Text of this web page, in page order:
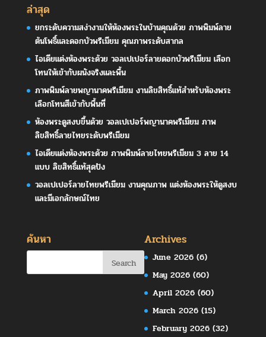
ล่าสุด
ยกระดับความสง่างามให้ห้องพระในบ้านคุณด้วย ภาพพิมพ์ลาย
ต้นโพธิ์และดอกบัวพรีเมียม คุณภาพระดับสากล
ไอเดียแต่งห้องพระด้วย วอลเปเปอร์ลายดอกบัวพรีเมียม เลือก
โทนให้เข้ากับผนังจริงและพื้น
ภาพพิมพ์ลายพญานาคพรีเมียม งานลิขสิทธิ์แท้สำหรับห้องพระ
เลือกโทนสีเข้ากับพื้นที่
ห้องพระดูสงบขึ้นด้วย วอลเปเปอร์พญานาคพรีเมียม ภาพ
ลิขสิทธิ์ลายไทยระดับพรีเมียม
ไอเดียแต่งห้องพระด้วย ภาพพิมพ์ลายไทยพรีเมียม 3 ลาย 14
แบบ ลิขสิทธิ์แท้สุดปัง
วอลเปเปอร์ลายไทยพรีเมียม งานคุณภาพ แต่งห้องพระให้ดูสงบ
และมีเอกลักษณ์ไทย
ค้นหา Archives
June 2026 (6)
May 2026 (60)
April 2026 (60)
March 2026 (15)
February 2026 (32)